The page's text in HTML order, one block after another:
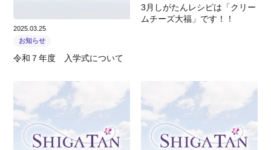
2025.03.25
お知らせ
令和７年度 入学式について
3月しがたんレシピは「クリー
ムチーズ大福」です！！